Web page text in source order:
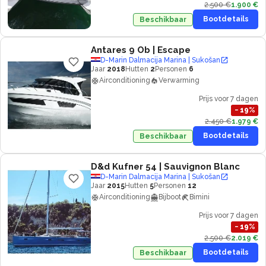
2.500 €1.900 €
Beschikbaar
Bootdetails
Antares 9 Ob | Escape
D-Marin Dalmacija Marina | Sukošan
Jaar 2018 Hutten 2 Personen 6
Airconditioning
Verwarming
Prijs voor 7 dagen
− 19%
2.450 €1.979 €
Beschikbaar
Bootdetails
D&d Kufner 54 | Sauvignon Blanc
D-Marin Dalmacija Marina | Sukošan
Jaar 2015Hutten 5Personen 12
Airconditioning
Bijboot Bimini
Prijs voor 7 dagen
− 19%
2.500 €2.019 €
Beschikbaar
Bootdetails